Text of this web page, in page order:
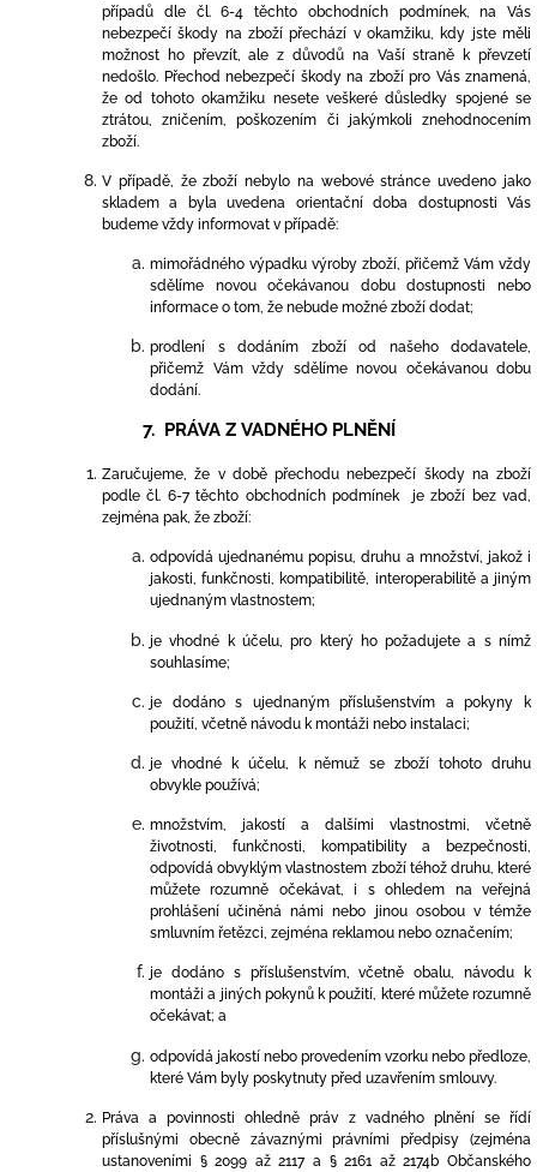
případů dle čl. 6-4 těchto obchodních podmínek, na Vás
nebezpečí škody na zboží přechází v okamžiku, kdy jste měli
možnost ho převzít, ale z důvodů na Vaší straně k převzetí
nedošlo. Přechod nebezpečí škody na zboží pro Vás znamená,
že od tohoto okamžiku nesete veškeré důsledky spojené se
ztrátou, zničením, poškozením či jakýmkoli znehodnocením
zboží.
V případě, že zboží nebylo na webové stránce uvedeno jako
skladem a byla uvedena orientační doba dostupnosti Vás
budeme vždy informovat v případě:
mimořádného výpadku výroby zboží, přičemž Vám vždy
sdělíme novou očekávanou dobu dostupnosti nebo
informace o tom, že nebude možné zboží dodat;
prodlení s dodáním zboží od našeho dodavatele,
přičemž Vám vždy sdělíme novou očekávanou dobu
dodání.
7. PRÁVA Z VADNÉHO PLNĚNÍ
Zaručujeme, že v době přechodu nebezpečí škody na zboží
podle čl. 6-7 těchto obchodních podmínek
je zboží bez vad,
zejména pak, že zboží:
odpovídá ujednanému popisu, druhu a množství, jakož i
jakosti, funkčnosti, kompatibilitě, interoperabilitě a jiným
ujednaným vlastnostem;
je vhodné k účelu, pro který ho požadujete a s nímž
souhlasíme;
je dodáno s ujednaným příslušenstvím a pokyny k
použití, včetně návodu k montáži nebo instalaci;
je vhodné k účelu, k němuž se zboží tohoto druhu
obvykle používá;
množstvím, jakostí a dalšími vlastnostmi, včetně
životnosti, funkčnosti, kompatibility a bezpečnosti,
odpovídá obvyklým vlastnostem zboží téhož druhu, které
můžete rozumně očekávat, i s ohledem na veřejná
prohlášení učiněná námi nebo jinou osobou v témže
smluvním řetězci, zejména reklamou nebo označením;
je dodáno s příslušenstvím, včetně obalu, návodu k
montáži a jiných pokynů k použití, které můžete rozumně
očekávat; a
odpovídá jakostí nebo provedením vzorku nebo předloze,
které Vám byly poskytnuty před uzavřením smlouvy.
Práva a povinnosti ohledně práv z vadného plnění se řídí
příslušnými obecně závaznými právními předpisy (zejména
ustanoveními § 2099 až 2117 a § 2161 až 2174b Občanského